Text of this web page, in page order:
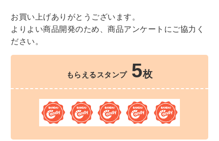
お買い上げありがとうございます。
よりよい商品開発のため、商品アンケートにご協力く
ださい。
もらえるスタンプ 5枚